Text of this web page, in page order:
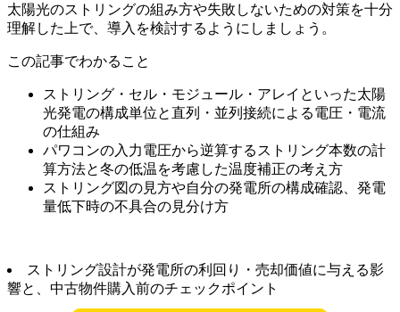
太陽光のストリングの組み方や失敗しないための対策を十分
理解した上で、導入を検討するようにしましょう。
この記事でわかること
ストリング・セル・モジュール・アレイといった太陽
光発電の構成単位と直列・並列接続による電圧・電流
の仕組み
パワコンの入力電圧から逆算するストリング本数の計
算方法と冬の低温を考慮した温度補正の考え方
ストリング図の見方や自分の発電所の構成確認、発電
量低下時の不具合の見分け方
ストリング設計が発電所の利回り・売却価値に与える影
響と、中古物件購入前のチェックポイント